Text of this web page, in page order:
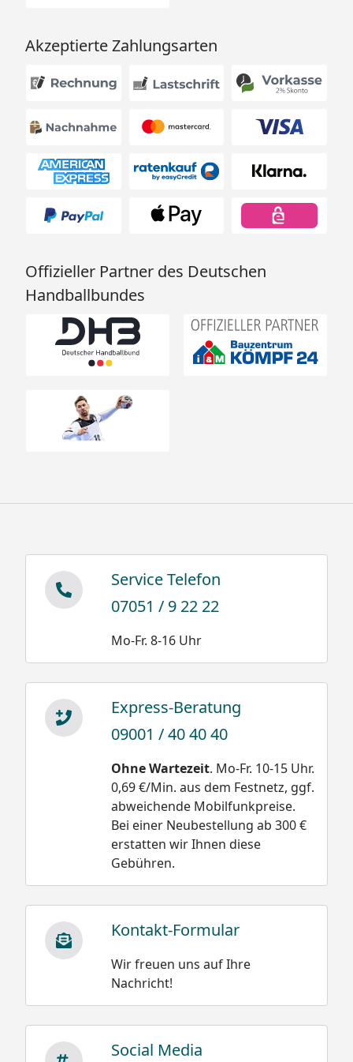
Akzeptierte Zahlungsarten
Offizieller Partner des Deutschen
Handballbundes
Service Telefon
07051 / 9 22 22
Mo-Fr. 8-16 Uhr
Express-Beratung
09001 / 40 40 40
Ohne Wartezeit. Mo-Fr. 10-15 Uhr.
0,69 €/Min. aus dem Festnetz, ggf.
abweichende Mobilfunkpreise.
Bei einer Neubestellung ab 300 €
erstatten wir Ihnen diese
Gebühren.
Kontakt-Formular
Wir freuen uns auf Ihre
Nachricht!
Social Media